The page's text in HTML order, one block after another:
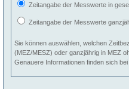
Zeitangabe der Messwerte in
Zeitangabe der Messwerte
Sie können auswählen, welchen
(MEZ/MESZ) oder ganzjährig in MEZ
Genauere Informationen finden sich